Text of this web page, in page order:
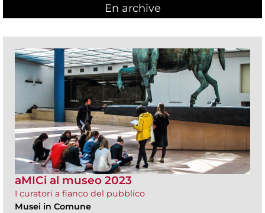
En archive
aMICi al museo 2023
I curatori a fianco del pubblico
Musei in Comune